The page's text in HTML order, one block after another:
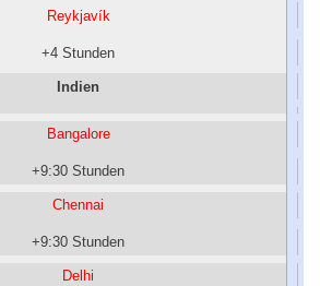
Reykjavík
+4 Stunden
Indien
Bangalore
+9:30 Stunden
Chennai
+9:30 Stunden
Delhi